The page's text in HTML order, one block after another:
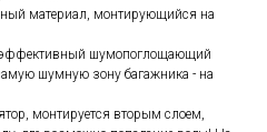
материал, монтирующийся на
шумопоглощающий
шумную зону багажника - на
монтируется вторым слоем,